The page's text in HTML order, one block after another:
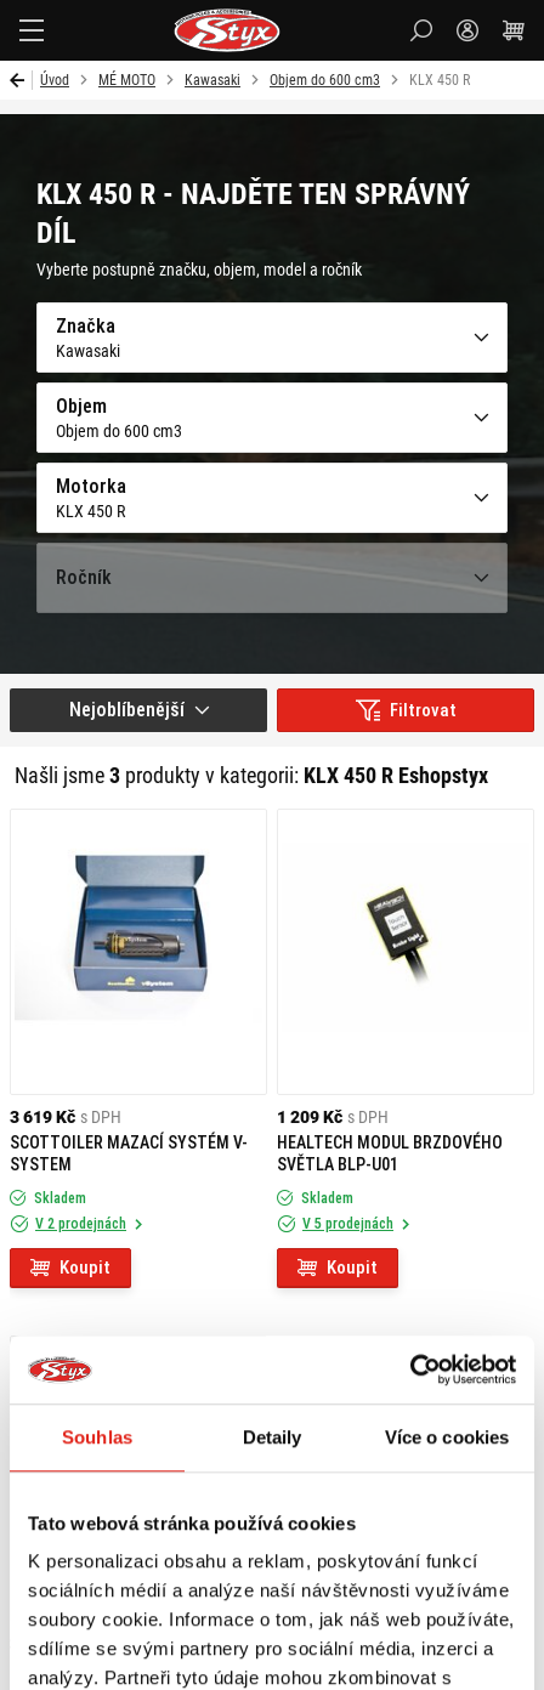
Souhlas Detaily Více o cookies
Tato webová stránka používá cookies
K personalizaci obsahu a reklam, poskytování funkcí
sociálních médií a analýze naší návštěvnosti využíváme
soubory cookie. Informace o tom, jak náš web používáte,
sdílíme se svými partnery pro sociální média, inzerci a
analýzy. Partneři tyto údaje mohou zkombinovat s
Úvod MÉ MOTO Kawasaki Objem do 600 cm3 KLX 450 R
KLX 450 R - NAJDĚTE TEN SPRÁVNÝ
DÍL
Vyberte postupně značku, objem, model a ročník
Značka
Kawasaki
Objem
Objem do 600 cm3
Motorka
KLX 450 R
Ročník
Filtrovat
Našli jsme3 produkty v kategorii: KLX 450 R Eshopstyx
Nejoblíbenější
3 619 Kč s DPH
SCOTTOILER MAZACÍ SYSTÉM V-
SYSTEM
Skladem
V 2 prodejnách
Koupit
1 209 Kč s DPH
HEALTECH MODUL BRZDOVÉHO
SVĚTLA BLP-U01
Skladem
V 5 prodejnách
Koupit
3 019 Kč s DPH
SW MOTECH KRYTY RUKOU KOBRA